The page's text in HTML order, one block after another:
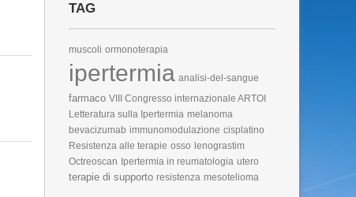
TAG
muscoli ormonoterapia
ipertermia analisi-del-sangue
farmaco VIII Congresso internazionale ARTOI
Letteratura sulla Ipertermia melanoma
bevacizumab immunomodulazione cisplatino
Resistenza alle terapie osso lenograstim
Octreoscan Ipertermia in reumatologia utero
terapie di supporto resistenza mesotelioma